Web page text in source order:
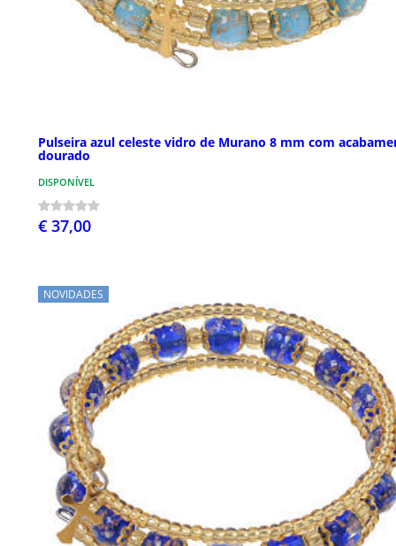
Pulseira azul celeste vidro de Murano 8 mm com
dourado
DISPONÍVEL
€ 37,00
NOVIDADES